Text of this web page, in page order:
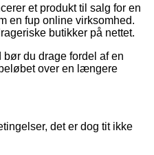
et produkt til salg for en
en fup online virksomhed.
butikker på nettet.
du drage fordel af en
over en længere
det er dog tit ikke